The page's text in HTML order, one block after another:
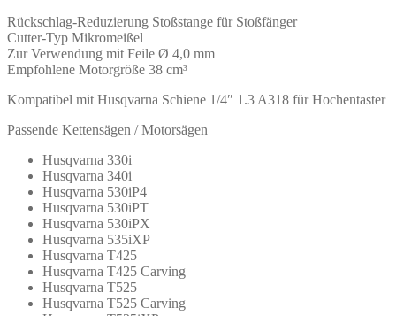
Rückschlag-Reduzierung Stoßstange für Stoßfänger
Cutter-Typ Mikromeißel
Zur Verwendung mit Feile Ø 4,0 mm
Empfohlene Motorgröße 38 cm³
Kompatibel mit Husqvarna Schiene 1/4″ 1.3 A318 für Hochentaster
Passende Kettensägen / Motorsägen
Husqvarna 330i
Husqvarna 340i
Husqvarna 530iP4
Husqvarna 530iPT
Husqvarna 530iPX
Husqvarna 535iXP
Husqvarna T425
Husqvarna T425 Carving
Husqvarna T525
Husqvarna T525 Carving